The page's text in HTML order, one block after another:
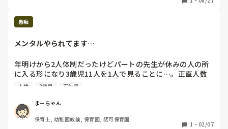
こと言われたら？って自分に置き換えて物言えよって思った
私。本当に保育士？何勉強してきた？呆れる部屋に私はスト
私は一人でいます！仕事しにきてるし！
愚痴
メンタルやられてます…
年明けから2人体制だったけどパートの先生が休みの人の所
に入る形になり3歳児11人を1人で見ることに…。正直人数
的には見れる。けどどこのクラスも正規が2人いて昼休みに
雑用任されてるのに部屋から出られない状態…。寝かしつけ
も全然寝ないから休憩はほぼなし。最低限のやることやって
掃除したらもう起こす時間。ホッとする時間すらない。正直
人権 3歳児 正社員
まーちゃん
保育士, 幼稚園教諭, 保育園, 認可保育園
1 ・ 02/07